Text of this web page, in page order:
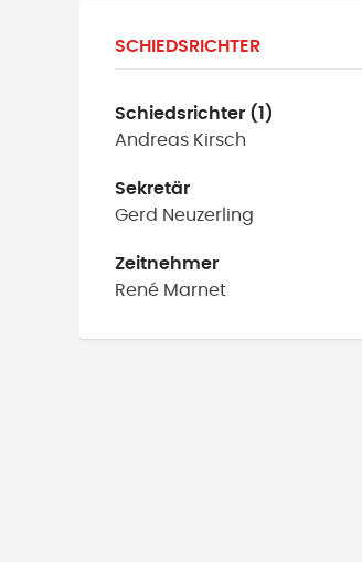
SCHIEDSRICHTER
Schiedsrichter (1)
Andreas Kirsch
Sekretär
Gerd Neuzerling
Zeitnehmer
René Marnet